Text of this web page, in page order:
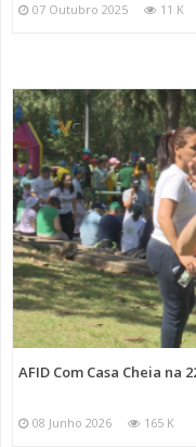
07 Outubro 2025 11 K
AFID Com Casa Cheia na
08 Junho 2026 165 K